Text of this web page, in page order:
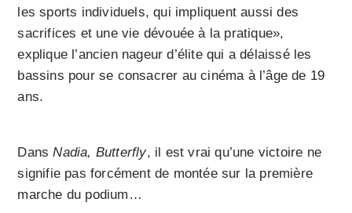
les sports individuels, qui impliquent aussi des
sacrifices et une vie dévouée à la pratique»,
explique l’ancien nageur d’élite qui a délaissé les
bassins pour se consacrer au cinéma à l’âge de 19
ans.
DansNadia, Butterfly, il est vrai qu’une victoire ne
signifie pas forcément de montée sur la première
marche du podium…